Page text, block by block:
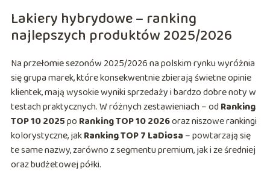
Lakiery hybrydowe – ranking
najlepszych produktów 2025/2026
Na przełomie sezonów 2025/2026 na polskim rynku wyróżnia
się grupa marek, które konsekwentnie zbierają świetne opinie
klientek, mają wysokie wyniki sprzedaży i bardzo dobre noty w
testach praktycznych. W różnych zestawieniach – od Ranking
TOP 10 2025po Ranking TOP 10 2026oraz niszowe rankingi
kolorystyczne, jakRanking TOP 7 LaDiosa – powtarzają się
te same nazwy, zarówno z segmentu premium, jak i ze średniej
oraz budżetowej półki.